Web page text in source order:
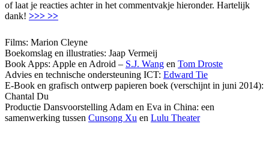
of laat je reacties achter in het commentvakje hieronder. Hartelijk
dank! >>> >>
Films: Marion Cleyne
Boekomslag en illustraties: Jaap Vermeij
Book Apps: Apple en Adroid – S.J. Wang en Tom Droste
Advies en technische ondersteuning ICT: Edward Tie
E-Book en grafisch ontwerp papieren boek (verschijnt in juni 2014):
Chantal Du
Productie Dansvoorstelling Adam en Eva in China: een
samenwerking tussen Cunsong Xu en Lulu Theater